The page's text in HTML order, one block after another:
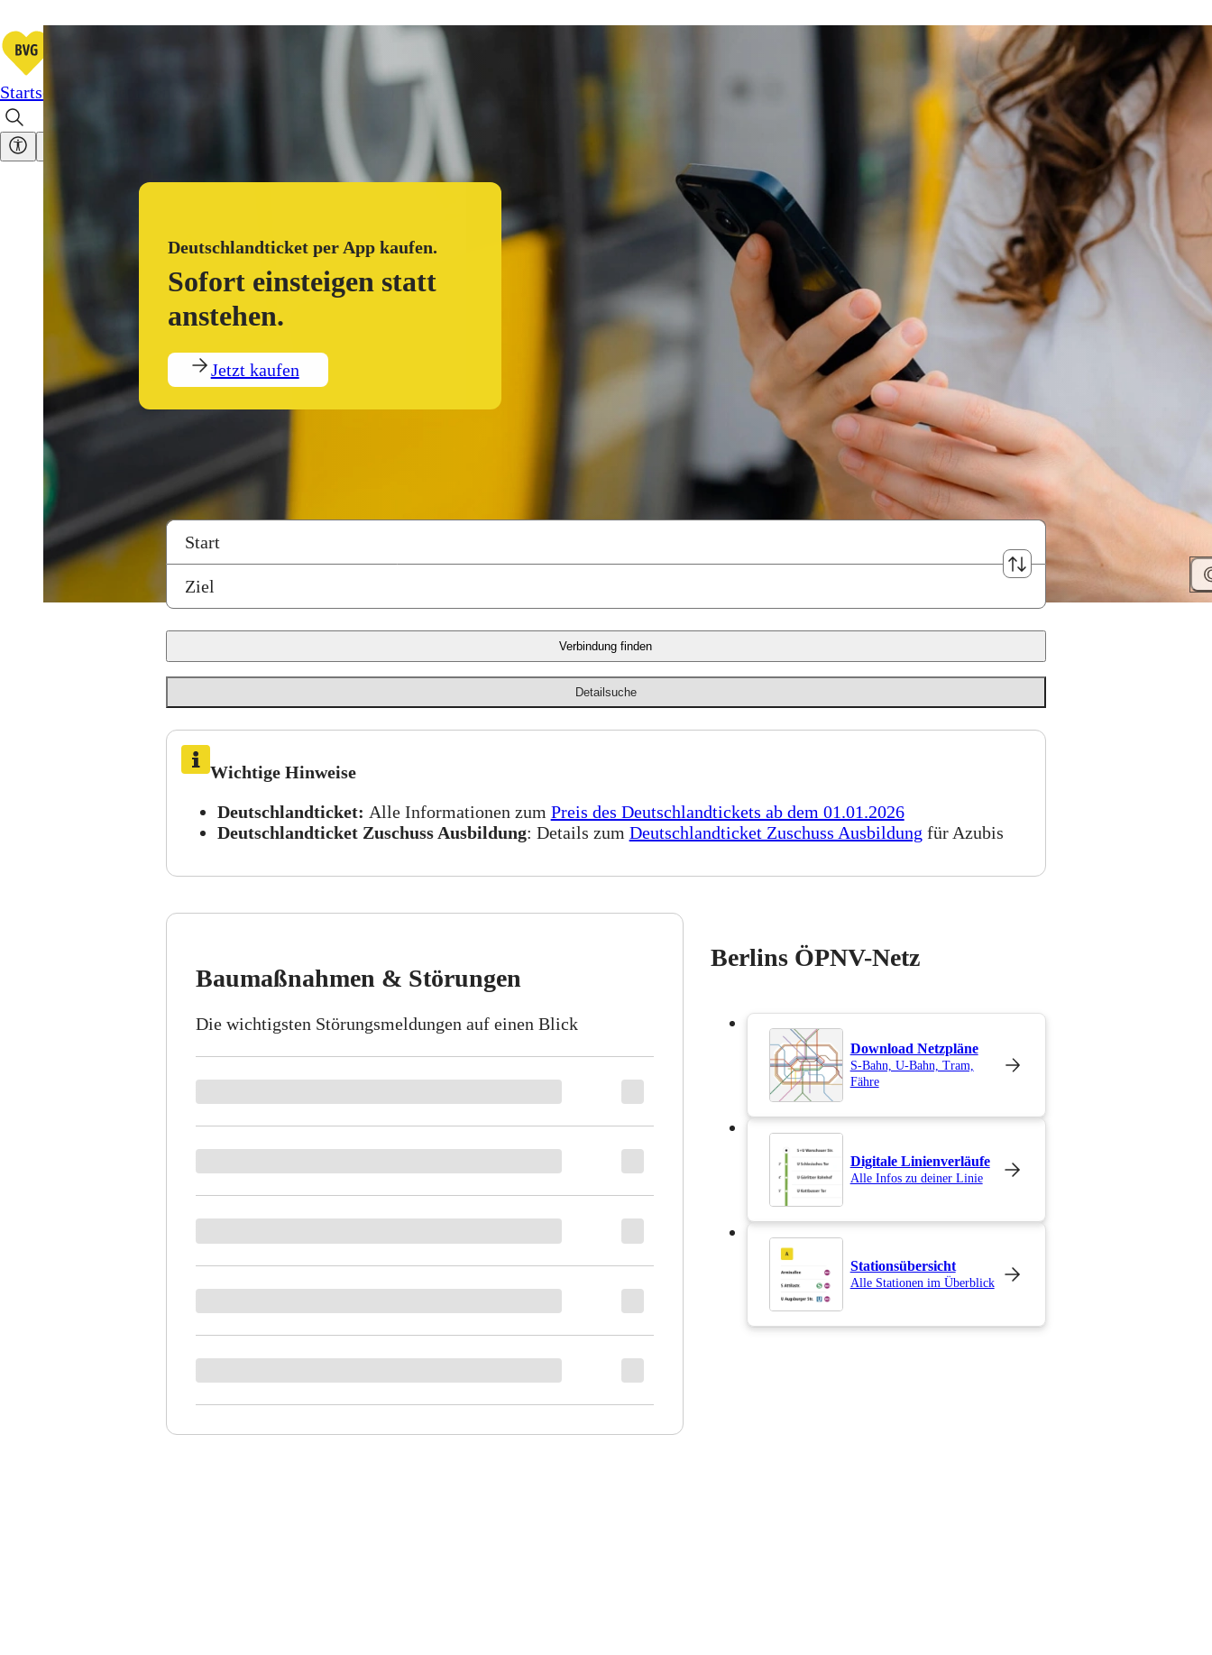
Startseite Service & Kontakt BVG-Konto
Mobil in Berlin – Fahrinfo, Tickets und Services der BVG
Deutschlandticket per App kaufen.
Sofort einsteigen statt
anstehen.
Jetzt kaufen
Verbindungssuche
Start
Ziel
Verbindung finden
Detailsuche
Wichtige Hinweise
Deutschlandticket: Alle Informationen zum Preis des Deutschlandtickets ab dem 01.01.2026
Deutschlandticket Zuschuss Ausbildung: Details zum Deutschlandticket Zuschuss Ausbildung für Azubis
Baumaßnahmen & Störungen
Die wichtigsten Störungsmeldungen auf einen Blick
Berlins ÖPNV-Netz
Download Netzpläne
S-Bahn, U-Bahn, Tram,
Fähre
Digitale Linienverläufe
Alle Infos zu deiner Linie
Stationsübersicht
Alle Stationen im Überblick